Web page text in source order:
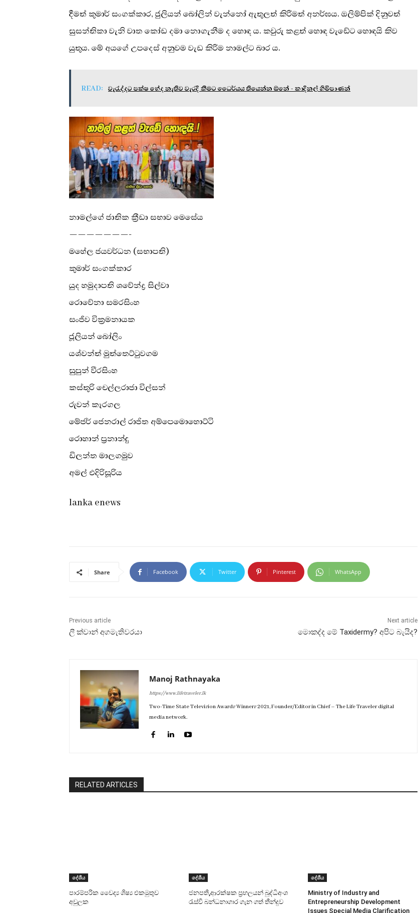
දීමත් කුමාර් සංගක්කාර, ජුලියන් බෝලින් වැන්නෝ ඇතුලත් කිරීමත් අනර්ඝය. ඔලිම්පික් දිනුවත්
සුසන්තිකා වැනි වාත කෝඩ දමා නොගැනීම ද හොඳ ය. කවුරු කළත් හොඳ වැඩේට හොඳයි කිව
යුතුය. මේ අයගේ උපදෙස් අනුවම වැඩ කිරීම නාමල්ට බාර ය.
READ: වැරැද්දට පක්ෂ භේද නැතිව වැරදි කීමට ධෛර්යය තියෙන්න ඕනේ - කාදිනල් හිමිපාණන්
නාමල්ගේ ජාතික ක්‍රීඩා සභාව මෙසේය
———————-
මහේල ජයවර්ධන (සභාපති)
කුමාර් සංගක්කාර
යුද හමුදාපති ශවේන්ද්‍ර සිල්වා
රොවේනා සමරසිංහ
සංජීව වික්‍රමනායක
ජූලියන් බෝලිං
යශ්වන්ත් මුත්තෙට්ටුවගම
සුපුන් වීරසිංහ
කස්තුරි චෙල්ලරාජා විල්සන්
රුවන් කෑරගල
මේජර් ජෙනරාල් රාජිත අම්පෙමොහොට්ටි
රොහාන් ප්‍රනාන්දු
ඩිලන්ත මාලගමුව
අමල් එදිරිසූරිය
lanka enews
Share Facebook Twitter Pinterest WhatsApp
Previous article
ලී ක්වාන් අගමැතිවරයා
Next article
මොකද්ද මේ Taxidermy? අපිට බැයිද?
Manoj Rathnayaka
https://www.lifetraveler.lk
Two-Time State Television Awards Winners 2021, Founder/Editor in Chief – The Life Traveler digital
media network.
RELATED ARTICLES
දේශීය
පාරම්පරික වෛද්‍ය ශිෂ්‍ය එකමුතුව
අවුලක
දේශීය
ජනපති,ආරක්ෂක ප්‍රභලයන් බුද්ධිඅංශ
රැස්වී බන්ධනාගාර ගැන ගත් තීන්දුව
දේශීය
Ministry of Industry and
Entrepreneurship Development
Issues Special Media Clarification